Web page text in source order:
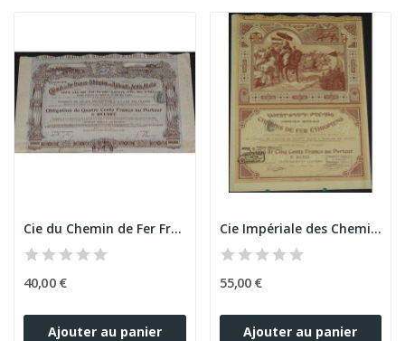
Cie du Chemin de Fer Franco-Ethiopien de...
40,00 €
Ajouter au panier
Cie Impériale des Chemins de Fer Ethiopiens (Act)
55,00 €
Ajouter au panier